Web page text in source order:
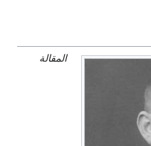
المقالة